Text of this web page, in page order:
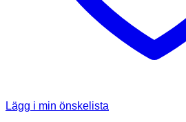
Lägg i min önskelista